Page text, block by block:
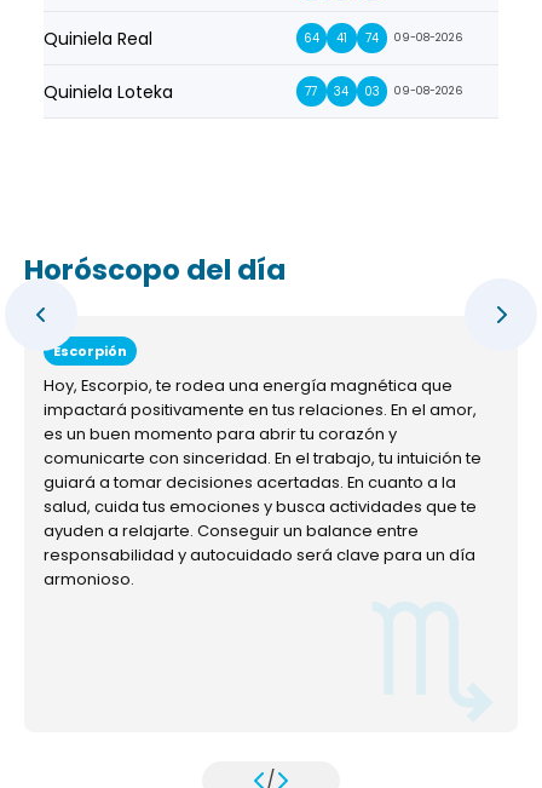
Quiniela Real 64 41 74 09-08-2026
Quiniela Loteka 77 34 03 09-08-2026
Horóscopo del día
Escorpión
Hoy, Escorpio, te rodea una energía magnética que
impactará positivamente en tus relaciones. En el amor,
es un buen momento para abrir tu corazón y
comunicarte con sinceridad. En el trabajo, tu intuición te
guiará a tomar decisiones acertadas. En cuanto a la
salud, cuida tus emociones y busca actividades que te
ayuden a relajarte. Conseguir un balance entre
responsabilidad y autocuidado será clave para un día
armonioso.
/